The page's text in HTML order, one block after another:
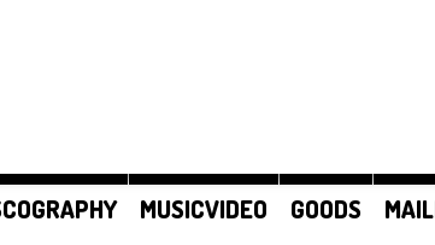
MUSICVIDEO GOODS